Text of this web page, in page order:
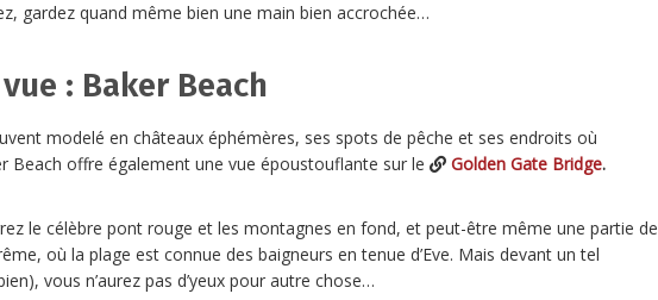
gardez quand même bien une main bien accrochée…
: Baker Beach
modelé en châteaux éphémères, ses spots de pêche et ses endroits où
Beach offre également une vue époustouflante sur le
Golden Gate Bridge.
le célèbre pont rouge et les montagnes en fond, et peut-être même une partie de
où la plage est connue des baigneurs en tenue d’Eve. Mais devant un tel
vous n’aurez pas d’yeux pour autre chose…